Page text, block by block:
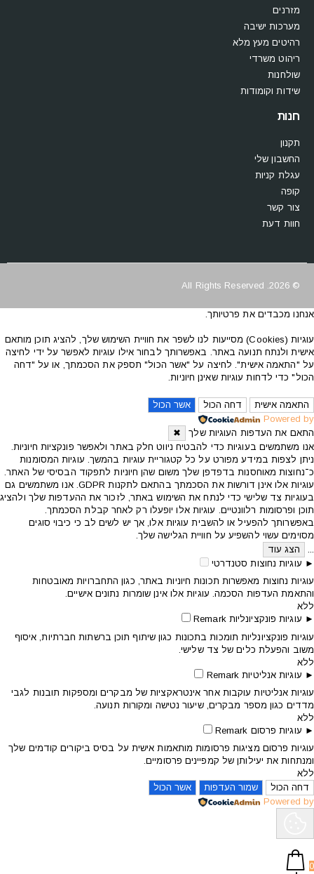
מזרנים
מערכות ישיבה
רהיטים מעץ מלא
ריהוט משרדי
שולחנות
שידות וקומודות
חנות
תקנון
החשבון שלי
עגלת קניות
קופה
צור קשר
חוות דעת
© 2026. All Rights Reserved
אנחנו מכבדים את פרטיותך.
עוגיות (Cookies) מסייעות לנו לשפר את חוויית השימוש שלך, להציג תוכן מותאם
אישית ולנתח תנועה באתר. באפשרותך לבחור אילו עוגיות לאפשר על ידי לחיצה
על "התאמה אישית". לחיצה על "אשר הכול" תספק את הסכמתך, או על "דחה
הכול" כדי לדחות עוגיות שאינן חיוניות.
התאמה אישית דחה הכול
אשר הכול
Powered by
התאם את העדפות העוגיות שלך
✖
אנו משתמשים בעוגיות כדי להבטיח ניווט חלק באתר ולאפשר פונקציות חיוניות.
ניתן לצפות במידע מפורט על כל קטגוריית עוגיות בהמשך. עוגיות המסומנות
כ־נחוצות מאוחסנות בדפדפן שלך משום שהן חיוניות לתפקוד הבסיסי של האתר.
עוגיות אלו אינן דורשות את הסכמתך בהתאם לתקנות GDPR. אנו משתמשים גם
בעוגיות צד שלישי כדי לנתח את השימוש באתר, לזכור את ההעדפות שלך ולהציג
תוכן ופרסומות רלוונטיים. עוגיות אלו יופעלו רק לאחר קבלת הסכמתך.
באפשרותך להפעיל או להשבית עוגיות אלו, אך יש לשים לב כי כיבוי סוגים
מסוימים עשוי להשפיע על חוויית הגלישה שלך.
הצג עוד
► עוגיות נחוצות סטנדרטי
עוגיות נחוצות מאפשרות תכונות חיוניות באתר, כגון התחברויות מאובטחות
והתאמת העדפות הסכמה. עוגיות אלו אינן שומרות נתונים אישיים.
ללא
► עוגיות פונקציונליות Remark
עוגיות פונקציונליות תומכות בתכונות כגון שיתוף תוכן ברשתות חברתיות, איסוף
משוב והפעלת כלים של צד שלישי.
ללא
► עוגיות אנליטיות Remark
עוגיות אנליטיות עוקבות אחר אינטראקציות של מבקרים ומספקות תובנות לגבי
מדדים כגון מספר מבקרים, שיעור נטישה ומקורות תנועה.
ללא
► עוגיות פרסום Remark
עוגיות פרסום מציגות פרסומות מותאמות אישית על בסיס ביקורים קודמים שלך
ומנתחות את יעילותן של קמפיינים פרסומיים.
ללא
דחה הכול
שמור העדפות
אשר הכול
Powered by
0